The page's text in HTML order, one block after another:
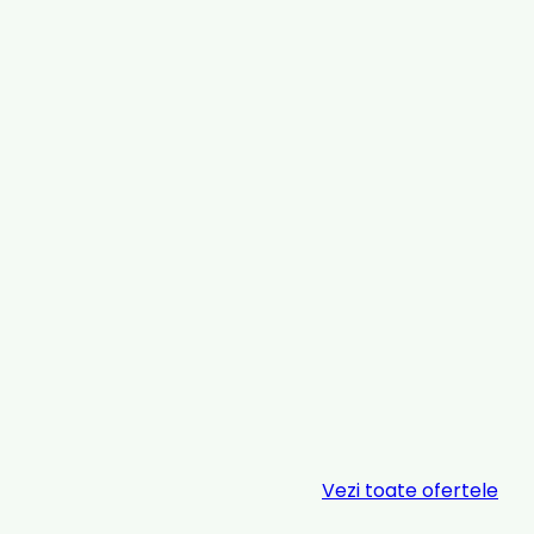
Vezi toate ofertele